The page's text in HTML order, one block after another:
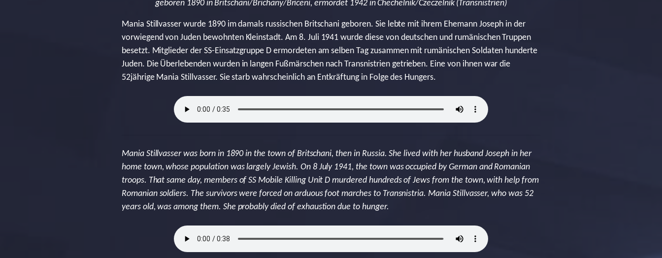
geboren 1890 in Britschani/Brichany/Briceni, ermordet 1942 in Chechelnik/Czeczelnik (Transnistrien)
Mania Stillvasser wurde 1890 im damals russischen Britschani geboren. Sie lebte mit ihrem Ehemann Joseph in der
vorwiegend von Juden bewohnten Kleinstadt. Am 8. Juli 1941 wurde diese von deutschen und rumänischen Truppen
besetzt. Mitglieder der SS-Einsatzgruppe D ermordeten am selben Tag zusammen mit rumänischen Soldaten hunderte
Juden. Die Überlebenden wurden in langen Fußmärschen nach Transnistrien getrieben. Eine von ihnen war die
52jährige Mania Stillvasser. Sie starb wahrscheinlich an Entkräftung in Folge des Hungers.
Mania Stillvasser was born in 1890 in the town of Britschani, then in Russia. She lived with her husband Joseph in her
home town, whose population was largely Jewish. On 8 July 1941, the town was occupied by German and Romanian
troops. That same day, members of SS Mobile Killing Unit D murdered hundreds of Jews from the town, with help from
Romanian soldiers. The survivors were forced on arduous foot marches to Transnistria. Mania Stillvasser, who was 52
years old, was among them. She probably died of exhaustion due to hunger.